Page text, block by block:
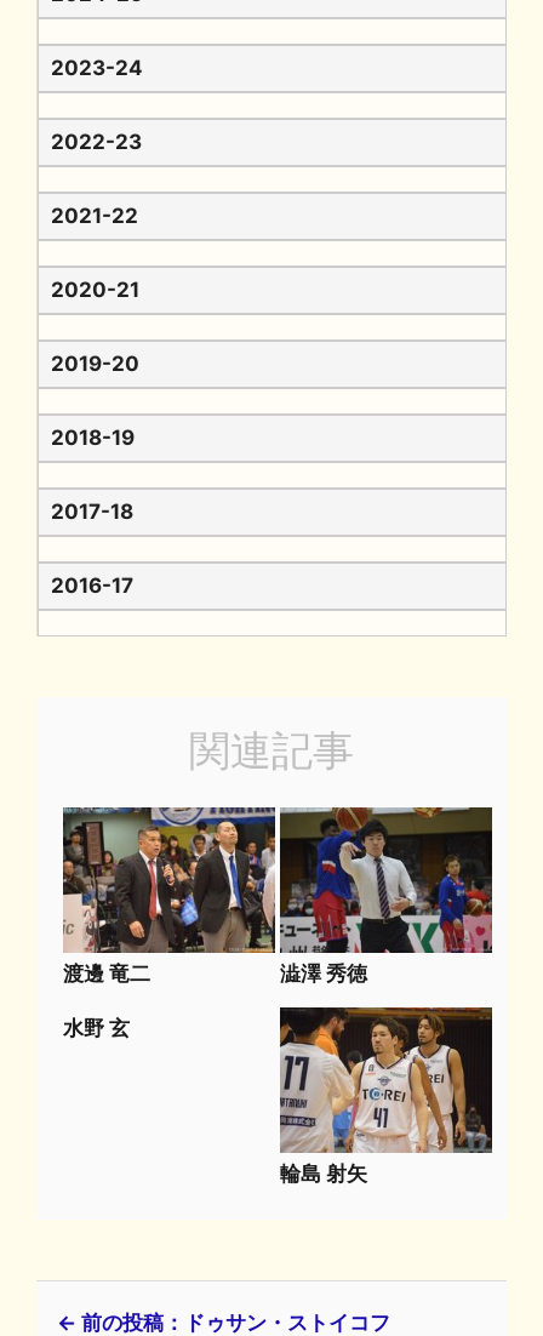
2023-24
2022-23
2021-22
2020-21
2019-20
2018-19
2017-18
2016-17
関連記事
渡邊 竜二 澁澤 秀徳
水野 玄
輪島 射矢
← 前の投稿：ドゥサン・ストイコフ